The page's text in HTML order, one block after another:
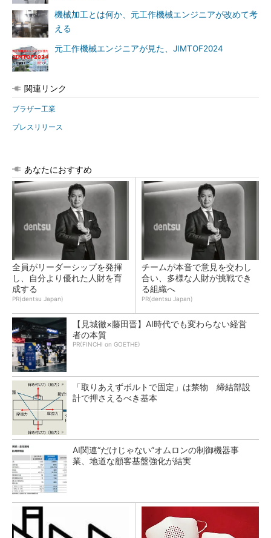
機械加工とは何か、元工作機械エンジニアが改めて考
える
元工作機械エンジニアが見た、JIMTOF2024
関連リンク
ブラザー工業
プレスリリース
あなたにおすすめ
全員がリーダーシップを発揮
し、自分より優れた人財を育
成する
PR(dentsu Japan)
チームが本音で意見を交わし
合い、多様な人財が挑戦でき
る組織へ
PR(dentsu Japan)
【見城徹×藤田晋】AI時代でも変わらない経営
者の本質
PR(FINCHI on GOETHE)
「取りあえずボルトで固定」は禁物 締結部設
計で押さえるべき基本
AI関連“だけじゃない”オムロンの制御機器事
業、地道な顧客基盤強化が結実